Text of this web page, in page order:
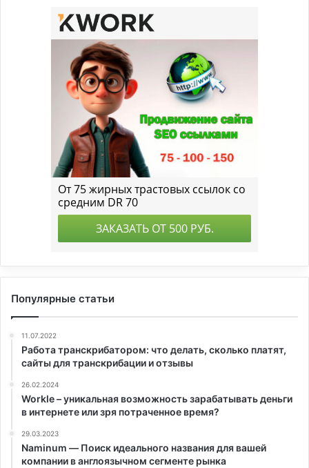
Популярные статьи
11.07.2022
Работа транскрибатором: что делать, сколько платят,
сайты для транскрибации и отзывы
26.02.2024
Workle – уникальная возможность зарабатывать деньги
в интернете или зря потраченное время?
29.03.2023
Naminum — Поиск идеального названия для вашей
компании в англоязычном сегменте рынка